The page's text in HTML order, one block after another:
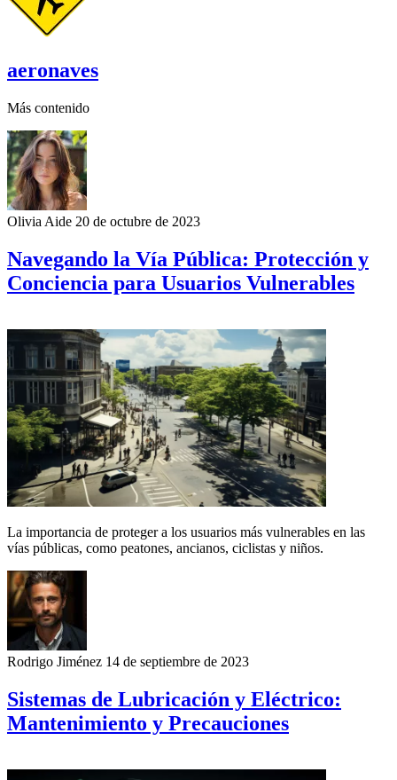
aeronaves
Más contenido
Olivia Aide 20 de octubre de 2023
Navegando la Vía Pública: Protección y
Conciencia para Usuarios Vulnerables
La importancia de proteger a los usuarios más vulnerables en las
vías públicas, como peatones, ancianos, ciclistas y niños.
Rodrigo Jiménez 14 de septiembre de 2023
Sistemas de Lubricación y Eléctrico:
Mantenimiento y Precauciones